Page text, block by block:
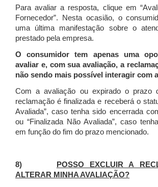
Para avaliar a resposta, clique em
Fornecedor”. Nesta ocasião, o
uma última manifestação sobre o
prestado pela empresa.
O consumidor tem apenas uma
avaliar e, com sua avaliação, a
não sendo mais possível interagir com
Com a avaliação ou expirado o prazo
reclamação é finalizada e receberá o
Avaliada”, caso tenha sido encerrada
ou “Finalizada Não Avaliada”, caso
em função do fim do prazo mencionado.
8)
POSSO EXCLUIR A
ALTERAR MINHA AVALIAÇÃO?